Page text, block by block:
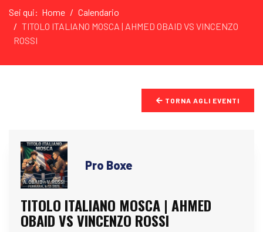
Sei qui: Home
Calendario
TITOLO ITALIANO MOSCA | AHMED OBAID VS VINCENZO
ROSSI
TORNA AGLI EVENTI
Pro Boxe
TITOLO ITALIANO MOSCA | AHMED
OBAID VS VINCENZO ROSSI